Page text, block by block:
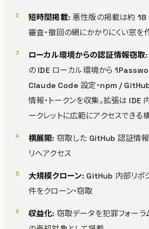
短時間掲載: 悪性版の掲載は約 18
審査・撤回の網にかかりにくい窓を
ローカル環境からの認証情報窃取
の IDE ローカル環境から
Claude Code 設定・npm /
情報・トークンを収集。拡張は IDE
ークレットに広範にアクセスできる
横展開: 窃取した GitHub 認証情
リへアクセス
大規模クローン: GitHub 内部リポ
件をクローン・窃取
収益化: 窃取データを犯罪フォーラ